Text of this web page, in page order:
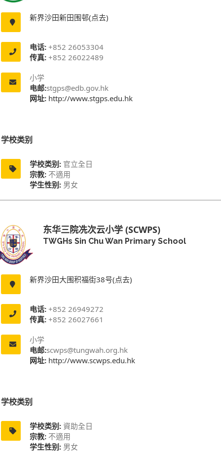
新界沙田新田围邨(点去)
电话: +852 26053304
传真: +852 26022489
小学
电邮:stgps@edb.gov.hk
网址: http://www.stgps.edu.hk
学校类别
学校类别: 官立全日
宗教: 不適用
学生性别: 男女
东华三院冼次云小学 (SCWPS)
TWGHs Sin Chu Wan Primary School
新界沙田大围积福街38号(点去)
电话: +852 26949272
传真: +852 26027661
小学
电邮:scwps@tungwah.org.hk
网址: http://www.scwps.edu.hk
学校类别
学校类别: 資助全日
宗教: 不適用
学生性别: 男女